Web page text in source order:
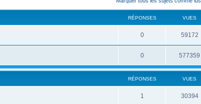
RÉPONSES VUES
0 59172
0 577359
RÉPONSES VUES
1 30394